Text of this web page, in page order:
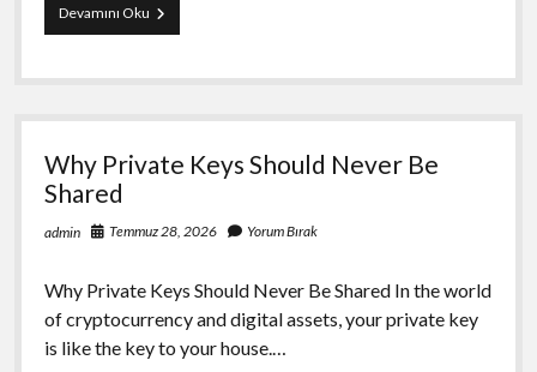
Devamını OkuMimari
Gorsellestirme
Bim
Why Private Keys Should Never Be
Shared
admin Temmuz 28, 2026 Yorum Bırak
Why Private Keys Should Never Be Shared In the world
of cryptocurrency and digital assets, your private key
is like the key to your house.…